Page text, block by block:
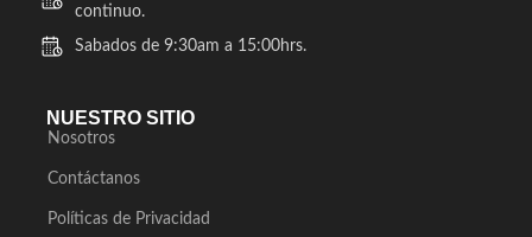
continuo.
Sabados de 9:30am a 15:00hrs.
NUESTRO SITIO
Nosotros
Contáctanos
Políticas de Privacidad